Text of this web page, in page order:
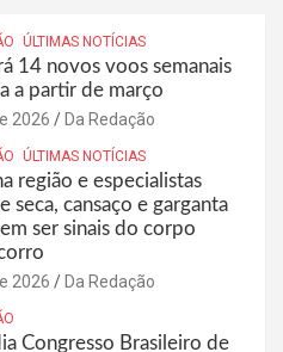
ÚLTIMAS NOTÍCIAS
14 novos voos semanais
a partir de março
2026 Da Redação
ÚLTIMAS NOTÍCIAS
região e especialistas
seca, cansaço e garganta
ser sinais do corpo
2026 Da Redação
Congresso Brasileiro de